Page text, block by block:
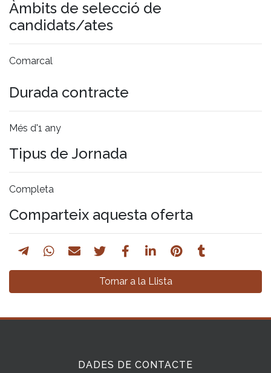
Àmbits de selecció de
candidats/ates
Comarcal
Durada contracte
Més d'1 any
Tipus de Jornada
Completa
Comparteix aquesta oferta
Tornar a la Llista
DADES DE CONTACTE